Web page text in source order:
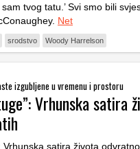
tvog tatu.’ Svi smo bili
Net
srodstvo Woody Harrelson
izgubljene u vremenu i prostoru
Vrhunska satira